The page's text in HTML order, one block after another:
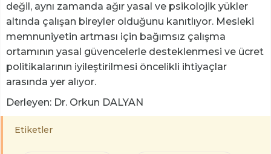
değil, aynı zamanda ağır yasal ve psikolojik yükler
altında çalışan bireyler olduğunu kanıtlıyor. Mesleki
memnuniyetin artması için bağımsız çalışma
ortamının yasal güvencelerle desteklenmesi ve ücret
politikalarının iyileştirilmesi öncelikli ihtiyaçlar
arasında yer alıyor.
Derleyen: Dr. Orkun DALYAN
Etiketler